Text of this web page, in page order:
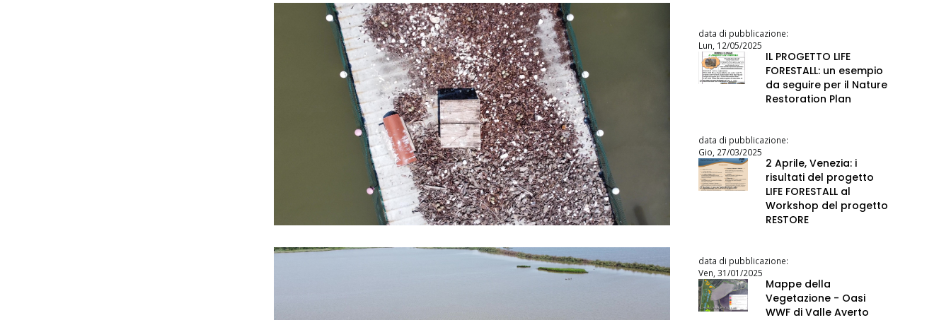
data di pubblicazione:
Lun, 12/05/2025
IL PROGETTO LIFE
FORESTALL: un esempio
da seguire per il Nature
Restoration Plan
data di pubblicazione:
Gio, 27/03/2025
2 Aprile, Venezia: i
risultati del progetto
LIFE FORESTALL al
Workshop del progetto
RESTORE
data di pubblicazione:
Ven, 31/01/2025
Mappe della
Vegetazione - Oasi
WWF di Valle Averto